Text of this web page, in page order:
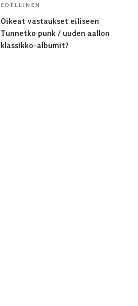
selaus
Edellinen
artikkeli
EDELLINEN
Oikeat vastaukset eiliseen
Tunnetko punk / uuden aallon
klassikko-albumit?